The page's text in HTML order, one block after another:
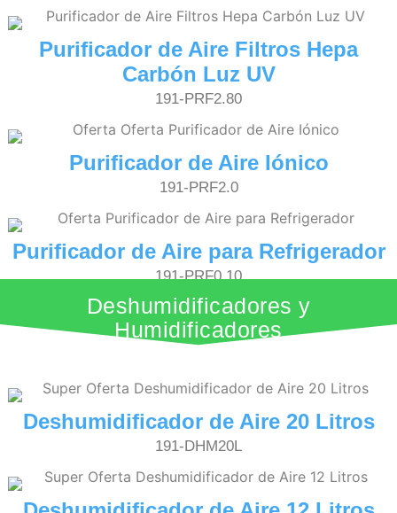
Purificador de Aire Filtros Hepa
Carbón Luz UV
191-PRF2.80
Purificador de Aire Iónico
191-PRF2.0
Purificador de Aire para Refrigerador
191-PRF0.10
Deshumidificadores y
Humidificadores
Deshumidificador de Aire 20 Litros
191-DHM20L